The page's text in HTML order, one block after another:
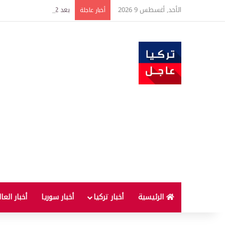
الأحد, أغسطس 9 2026 أخبار عاجلة بعد 22 شهراً.. الصين تنفذ أقوى عملية شراء للذهب منذ أكتوبر 2023
الرئيسية أخبار تركيا أخبار سوريا أخبار